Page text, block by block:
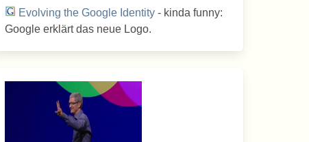
Evolving the Google Identity- kinda funny:
Google erklärt das neue Logo.